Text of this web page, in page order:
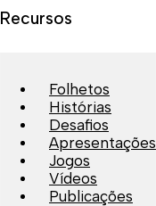
Recursos
Folhetos
Histórias
Desafios
Apresentações
Jogos
Vídeos
Publicações